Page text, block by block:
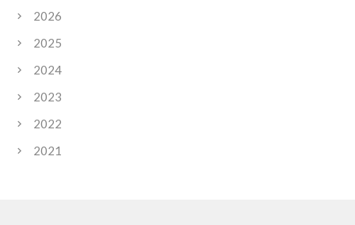
2026
2025
2024
2023
2022
2021